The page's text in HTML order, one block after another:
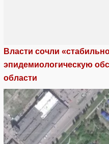
Власти сочли
эпидемиологическую
области